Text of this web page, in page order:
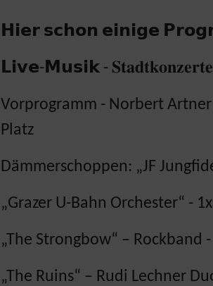
𝗛𝗶𝗲𝗿 𝘀𝗰𝗵𝗼𝗻 𝗲𝗶𝗻𝗶𝗴𝗲
𝗟𝗶𝘃𝗲-𝗠𝘂𝘀𝗶𝗸 -
Vorprogramm - Norbert
Platz
Dämmerschoppen: „JF
„Grazer U-Bahn Orchester“ -
„The Strongbow“ –
„The Ruins“ – Rudi Lechner